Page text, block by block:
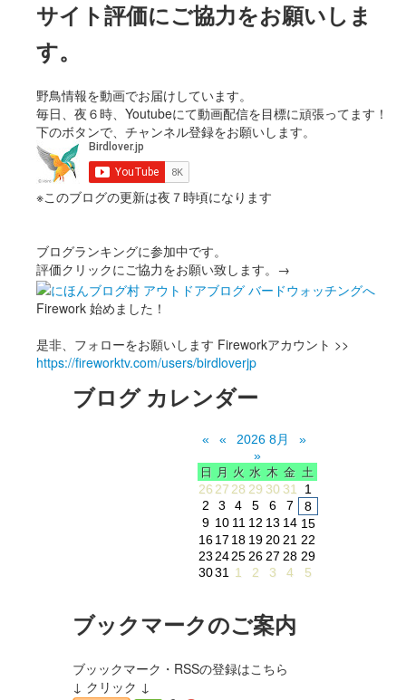
サイト評価にご協力をお願いしま
す。
野鳥情報を動画でお届けしています。
毎日、夜６時、Youtubeにて動画配信を目標に頑張ってます！
下のボタンで、チャンネル登録をお願いします。
※このブログの更新は夜７時頃になります
ブログランキングに参加中です。
評価クリックにご協力をお願い致します。→
Firework 始めました！
是非、フォローをお願いします Fireworkアカウント >>
https://fireworktv.com/users/birdloverjp
ブログ カレンダー
« « 2026 8月
»
»
日 月 火 水 木 金 土
26 27 28 29 30 31
1
2
3 4 5 6 7
8
9 10 11 12 13 14 15
1617 18 19 20 21 22
232425 26 27 28 29
3031 1 2 3 4 5
ブックマークのご案内
ブッックマーク・RSSの登録はこちら
↓ クリック ↓